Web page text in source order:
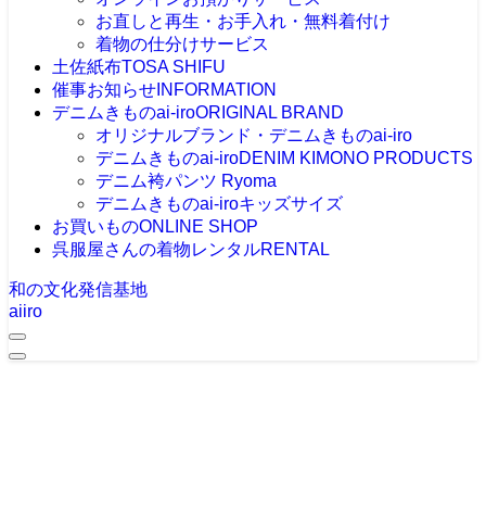
お直しと再生・お手入れ・無料着付け
着物の仕分けサービス
土佐紙布TOSA SHIFU
催事お知らせ INFORMATION
デニムきものai-iroORIGINAL BRAND
オリジナルブランド・デニムきものai-iro
デニムきものai-iroDENIM KIMONO PRODUCTS
デニム袴パンツ Ryoma
デニムきものai-iroキッズサイズ
お買いものONLINE SHOP
呉服屋さんの着物レンタルRENTAL
和の文化発信基地
aiiro